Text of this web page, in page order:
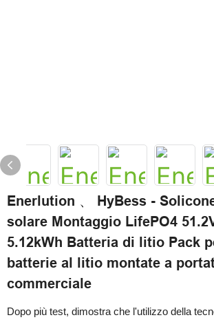
Enerlution 、 HyBess -
solare Montaggio LifePO4
5.12kWh Batteria di litio Pack
batterie al litio montate a
commerciale
Dopo più test, dimostra che l'utilizzo della